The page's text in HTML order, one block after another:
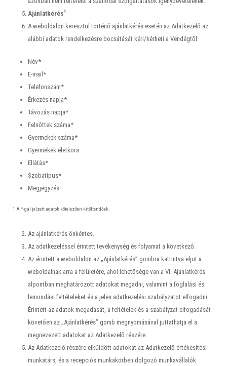
Ajánlatkérés1
A weboldalon keresztül történő ajánlatkérés esetén az Adatkezelő az
alábbi adatok rendelkezésre bocsátását kéri/kérheti a Vendégtől:
Név*
E-mail*
Telefonszám*
Érkezés napja*
Távozás napja*
Felnőttek száma*
Gyermekek száma*
Gyermekek életkora
Ellátás*
Szobatípus*
Megjegyzés
1 A *-gal jelzett adatok kötelezően kitöltendőek.
Az ajánlatkérés önkéntes.
Az adatkezeléssel érintett tevékenység és folyamat a következő:
Az érintett a weboldalon az „Ajánlatkérés” gombra kattintva eljut a
weboldalnak arra a felületére, ahol lehetősége van a VI. Ajánlatkérés
alpontban meghatározott adatokat megadni, valamint a foglalási és
lemondási feltételeket és a jelen adatkezelési szabályzatot elfogadni.
Érintett az adatok megadását, a feltételek és a szabályzat elfogadását
követően az „Ajánlatkérés” gomb megnyomásával juttathatja el a
megnevezett adatokat az Adatkezelő részére.
Az Adatkezelő részére elküldött adatokat az Adatkezelő értékesítési
munkatárs, és a recepciós munkakörben dolgozó munkavállalók